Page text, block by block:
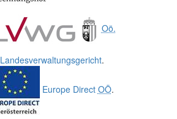
Oö.
Landesverwaltungsgericht.
Europe Direct OÖ.